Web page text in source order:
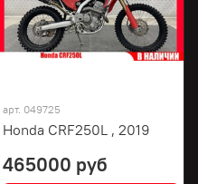
арт. 049725
Honda CRF250L , 2019
465000 руб